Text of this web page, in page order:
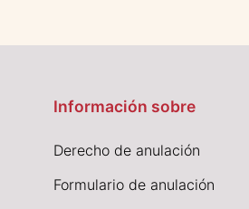
Información sobre
Derecho de anulación
Formulario de anulación